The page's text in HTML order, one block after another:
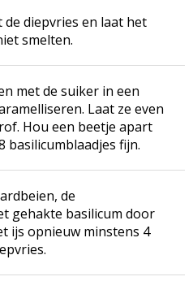
diepvries en laat het
smelten.
met de suiker in een
Laat ze even
Hou een beetje apart
basilicumblaadjes fijn.
de
gehakte basilicum door
ijs opnieuw minstens 4